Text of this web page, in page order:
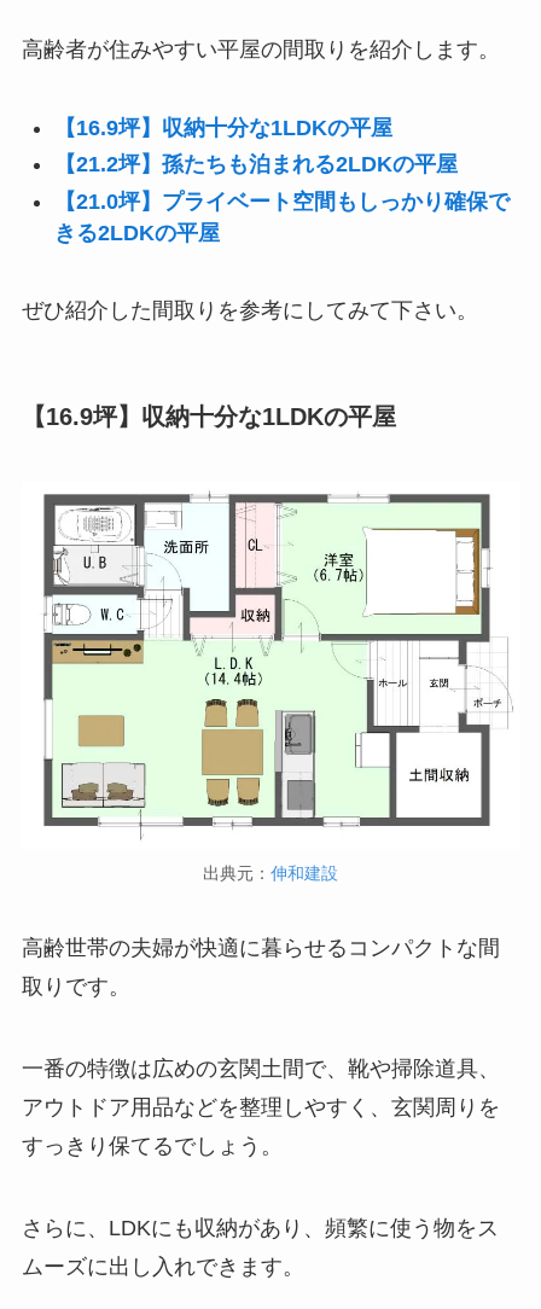
高齢者が住みやすい平屋の間取りを紹介します。
【16.9坪】収納十分な1LDKの平屋
【21.2坪】孫たちも泊まれる2LDKの平屋
【21.0坪】プライベート空間もしっかり確保で
きる2LDKの平屋
ぜひ紹介した間取りを参考にしてみて下さい。
【16.9坪】収納十分な1LDKの平屋
出典元： 伸和建設
高齢世帯の夫婦が快適に暮らせるコンパクトな間
取りです。
一番の特徴は広めの玄関土間で、靴や掃除道具、
アウトドア用品などを整理しやすく、玄関周りを
すっきり保てるでしょう。
さらに、LDKにも収納があり、頻繁に使う物をス
ムーズに出し入れできます。